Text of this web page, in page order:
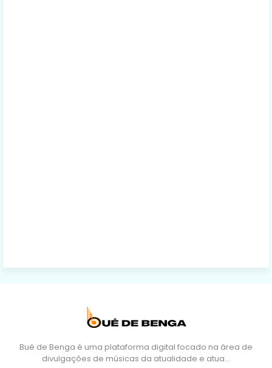
Bué de Benga é uma plataforma digital focado na área de
divulgações de músicas da atualidade e atua…